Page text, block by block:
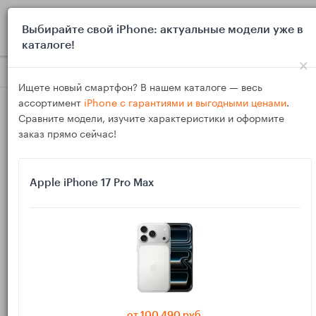
Блог Выбор и покупка iPad для чтения и серфинга:
16
iPad для чтения и серфинга: лёгкие модели и
экраны без усталости глаз
Выбирайте свой iPhone: актуальные модели уже в
каталоге!
×
Ищете новый смартфон? В нашем каталоге — весь
ассортимент iPhone с гарантиями и выгодными ценами.
Сравните модели, изучите характеристики и оформите
заказ прямо сейчас!
Apple iPhone 17 Pro Max